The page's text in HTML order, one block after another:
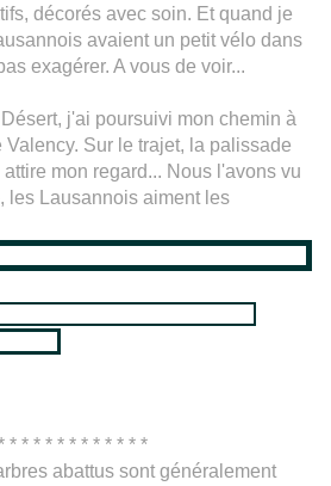
décorés avec soin. Et quand je
avaient un petit vélo dans
exagérer. A vous de voir...
j'ai poursuivi mon chemin à
Sur le trajet, la palissade
mon regard... Nous l'avons vu
les Lausannois aiment les
* * * * * * * * * * * *
abattus sont généralement